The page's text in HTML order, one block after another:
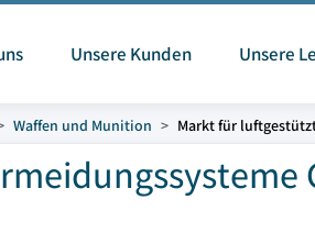
Unsere Kunden Unsere
Waffen und Munition Markt für